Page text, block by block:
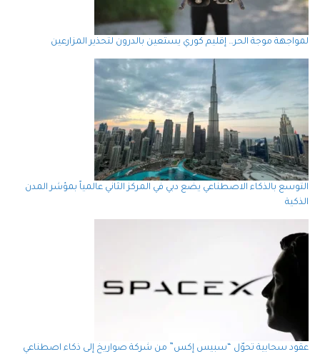
لمواجهة موجة الحر… إقليم كوري يستعين بالدرون لتحذير المزارعين
التوسع بالذكاء الاصطناعي يضع دبي في المركز الثاني عالمياً بمؤشر المدن
الذكية
عقود سحابية تحوّل “سبيس إكس” من شركة صواريخ إلى ذكاء اصطناعي